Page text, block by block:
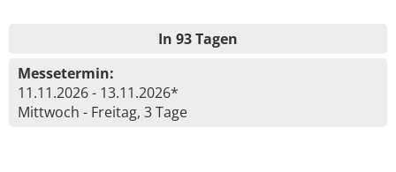
In 93 Tagen
Messetermin:
11.11.2026 - 13.11.2026*
Mittwoch - Freitag, 3 Tage